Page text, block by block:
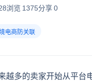
浏览 1375分享 0
电商防关联
越多的卖家开始从平